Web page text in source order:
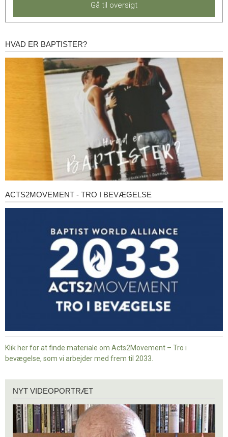
Gå til oversigt
Hvad
er
HVAD ER BAPTISTER?
Acts2Movement
-
ACTS2MOVEMENT - TRO I BEVÆGELSE
Klik her for at finde materiale om Acts2Movement – Tro i
bevægelse, som vi arbejder med frem til 2033.
videoportræt
NYT VIDEOPORTRÆT